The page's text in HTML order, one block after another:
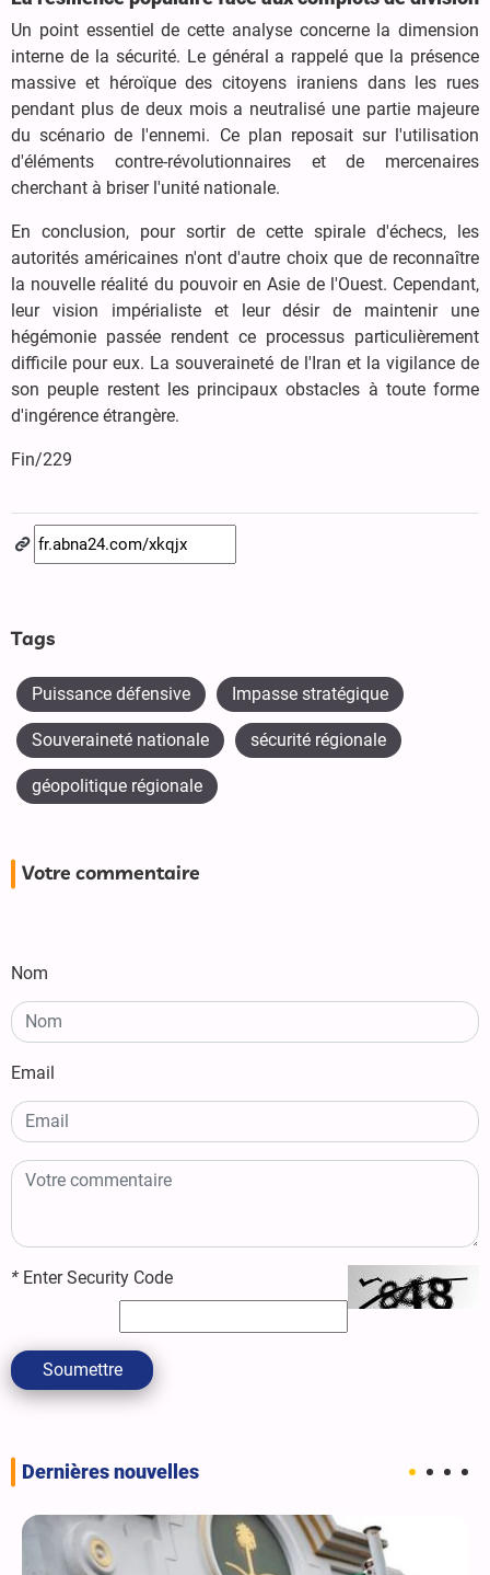
Un point essentiel de cette analyse concerne la dimension
interne de la sécurité. Le général a rappelé que la présence
massive et héroïque des citoyens iraniens dans les rues
pendant plus de deux mois a neutralisé une partie majeure
du scénario de l'ennemi. Ce plan reposait sur l'utilisation
d'éléments contre-révolutionnaires et de mercenaires
cherchant à briser l'unité nationale.
En conclusion, pour sortir de cette spirale d'échecs, les
autorités américaines n'ont d'autre choix que de reconnaître
la nouvelle réalité du pouvoir en Asie de l'Ouest. Cependant,
leur vision impérialiste et leur désir de maintenir une
hégémonie passée rendent ce processus particulièrement
difficile pour eux. La souveraineté de l'Iran et la vigilance de
son peuple restent les principaux obstacles à toute forme
d'ingérence étrangère.
Fin/229
Tags
Puissance défensive Impasse stratégique
Souveraineté nationale sécurité régionale
géopolitique régionale
Votre commentaire
Nom
Email
* Enter Security Code
Soumettre
Dernières nouvelles